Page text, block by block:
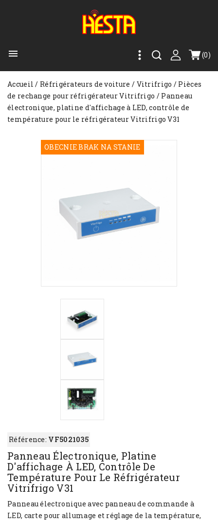
 (0)
Accueil Réfrigérateurs de voiture Vitrifrigo
Pièces
de rechange pour réfrigérateur Vitrifrigo
Panneau
électronique, platine d'affichage à LED, contrôle de
température pour le réfrigérateur Vitrifrigo V31
OBECNIE BRAK NA STANIE
Référence: VF5021035
Panneau Électronique, Platine
D'affichage À LED, Contrôle De
Température Pour Le Réfrigérateur
Vitrifrigo V31
Panneau électronique avec panneau de commande à
LED, carte pour allumage et réglage de la température,